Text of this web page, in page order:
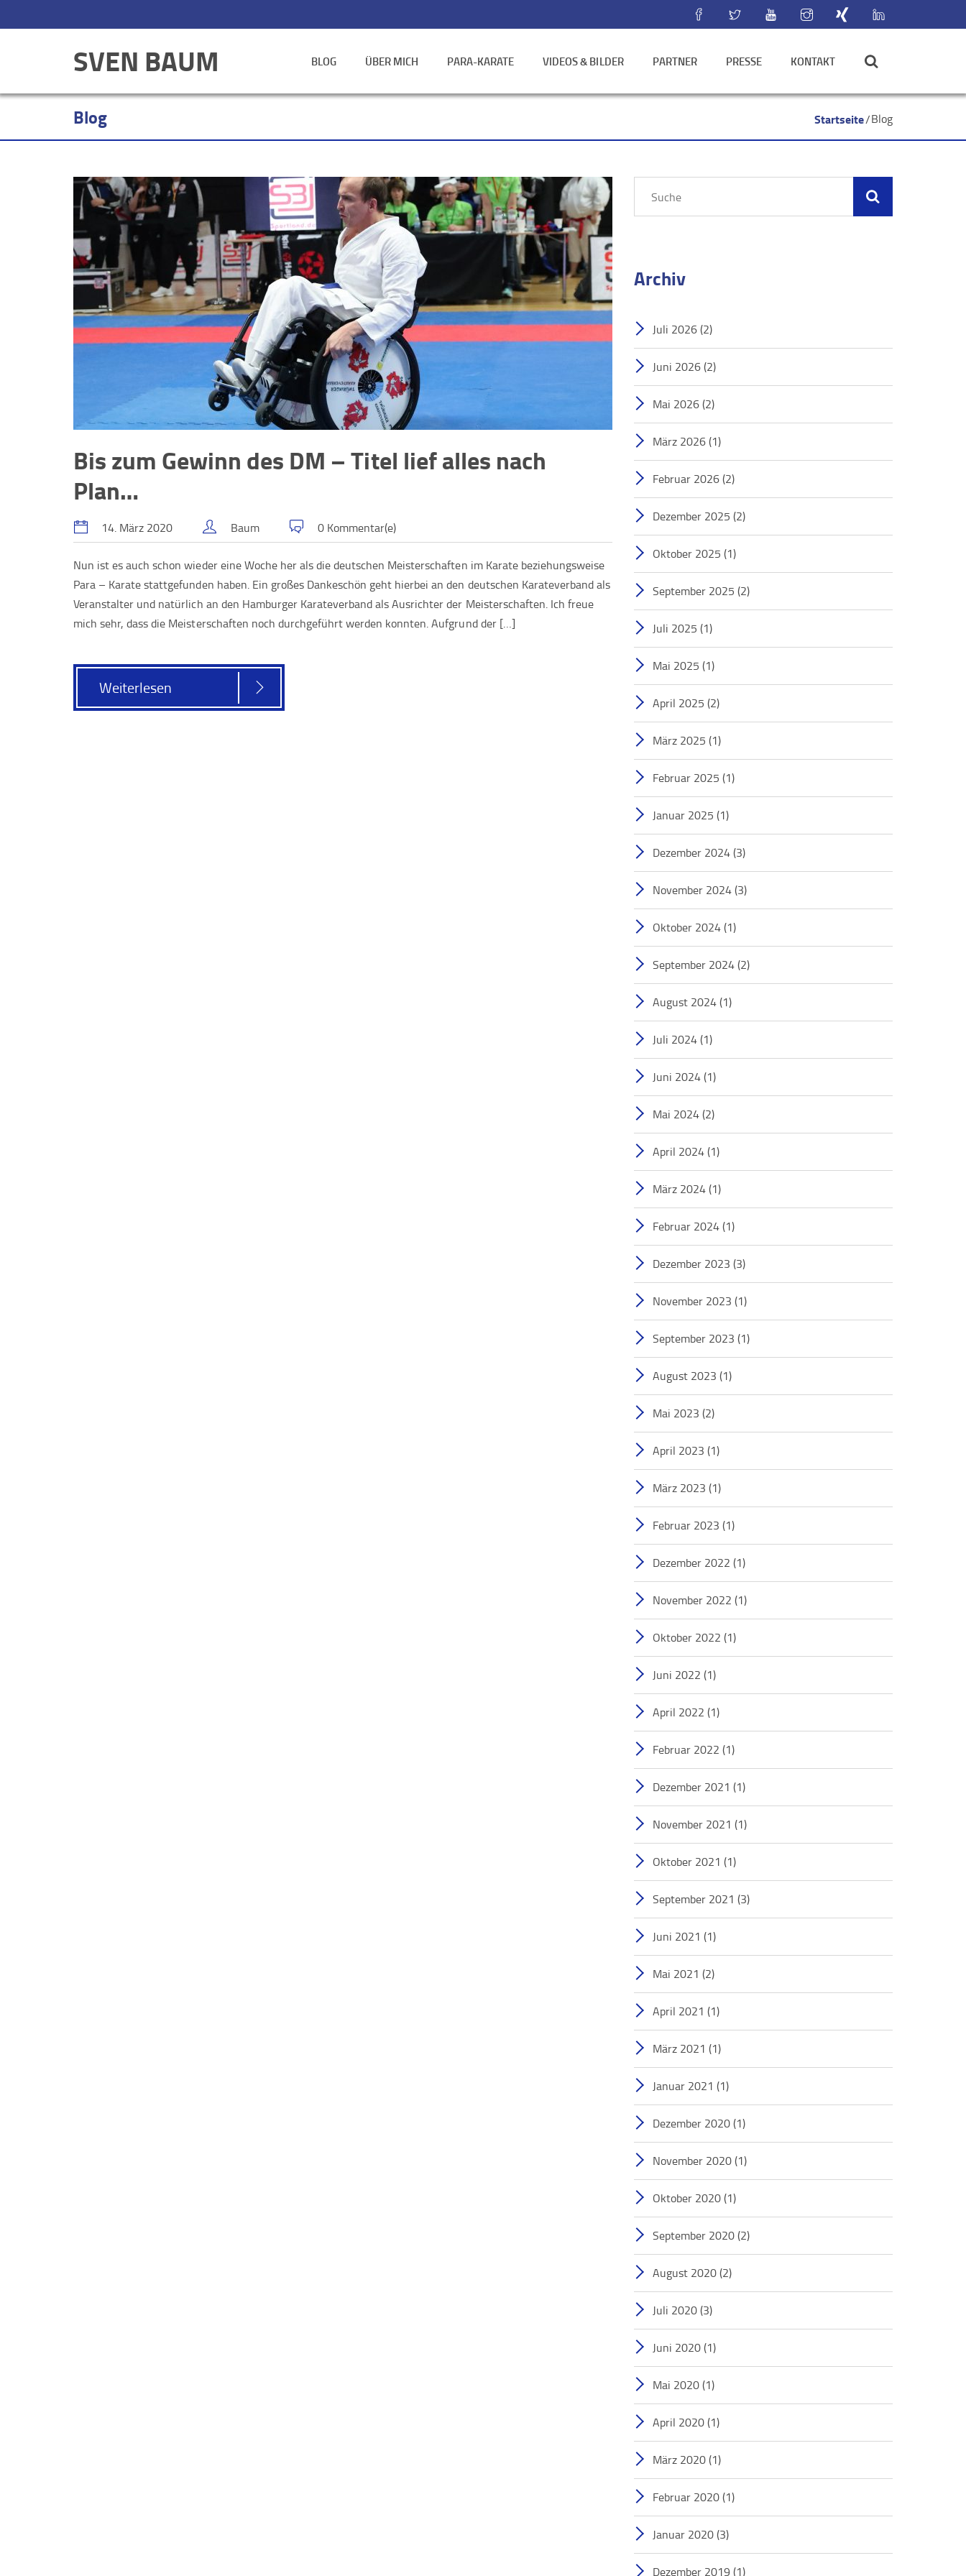
SVEN BAUM BLOG ÜBER MICH PARA-KARATE VIDEOS & BILDER PARTNER PRESSE KONTAKT
Startseite Blog
Blog
Bis zum Gewinn des DM – Titel lief alles nach
Plan…
14. März 2020 Baum 0 Kommentar(e)
Nun ist es auch schon wieder eine Woche her als die deutschen Meisterschaften im Karate beziehungsweise
Para – Karate stattgefunden haben. Ein großes Dankeschön geht hierbei an den deutschen Karateverband als
Veranstalter und natürlich an den Hamburger Karateverband als Ausrichter der Meisterschaften. Ich freue
mich sehr, dass die Meisterschaften noch durchgeführt werden konnten. Aufgrund der […]
Weiterlesen
Archiv
Juli 2026(2)
Juni 2026(2)
Mai 2026(2)
März 2026(1)
Februar 2026(2)
Dezember 2025(2)
Oktober 2025(1)
September 2025(2)
Juli 2025(1)
Mai 2025(1)
April 2025(2)
März 2025(1)
Februar 2025(1)
Januar 2025(1)
Dezember 2024(3)
November 2024(3)
Oktober 2024(1)
September 2024(2)
August 2024(1)
Juli 2024(1)
Juni 2024(1)
Mai 2024(2)
April 2024(1)
März 2024(1)
Februar 2024(1)
Dezember 2023(3)
November 2023(1)
September 2023(1)
August 2023(1)
Mai 2023(2)
April 2023(1)
März 2023(1)
Februar 2023(1)
Dezember 2022(1)
November 2022(1)
Oktober 2022(1)
Juni 2022(1)
April 2022(1)
Februar 2022(1)
Dezember 2021(1)
November 2021(1)
Oktober 2021(1)
September 2021(3)
Juni 2021(1)
Mai 2021(2)
April 2021(1)
März 2021(1)
Januar 2021(1)
Dezember 2020(1)
November 2020(1)
Oktober 2020(1)
September 2020(2)
August 2020(2)
Juli 2020(3)
Juni 2020(1)
Mai 2020(1)
April 2020(1)
März 2020(1)
Februar 2020(1)
Januar 2020(3)
Dezember 2019(1)